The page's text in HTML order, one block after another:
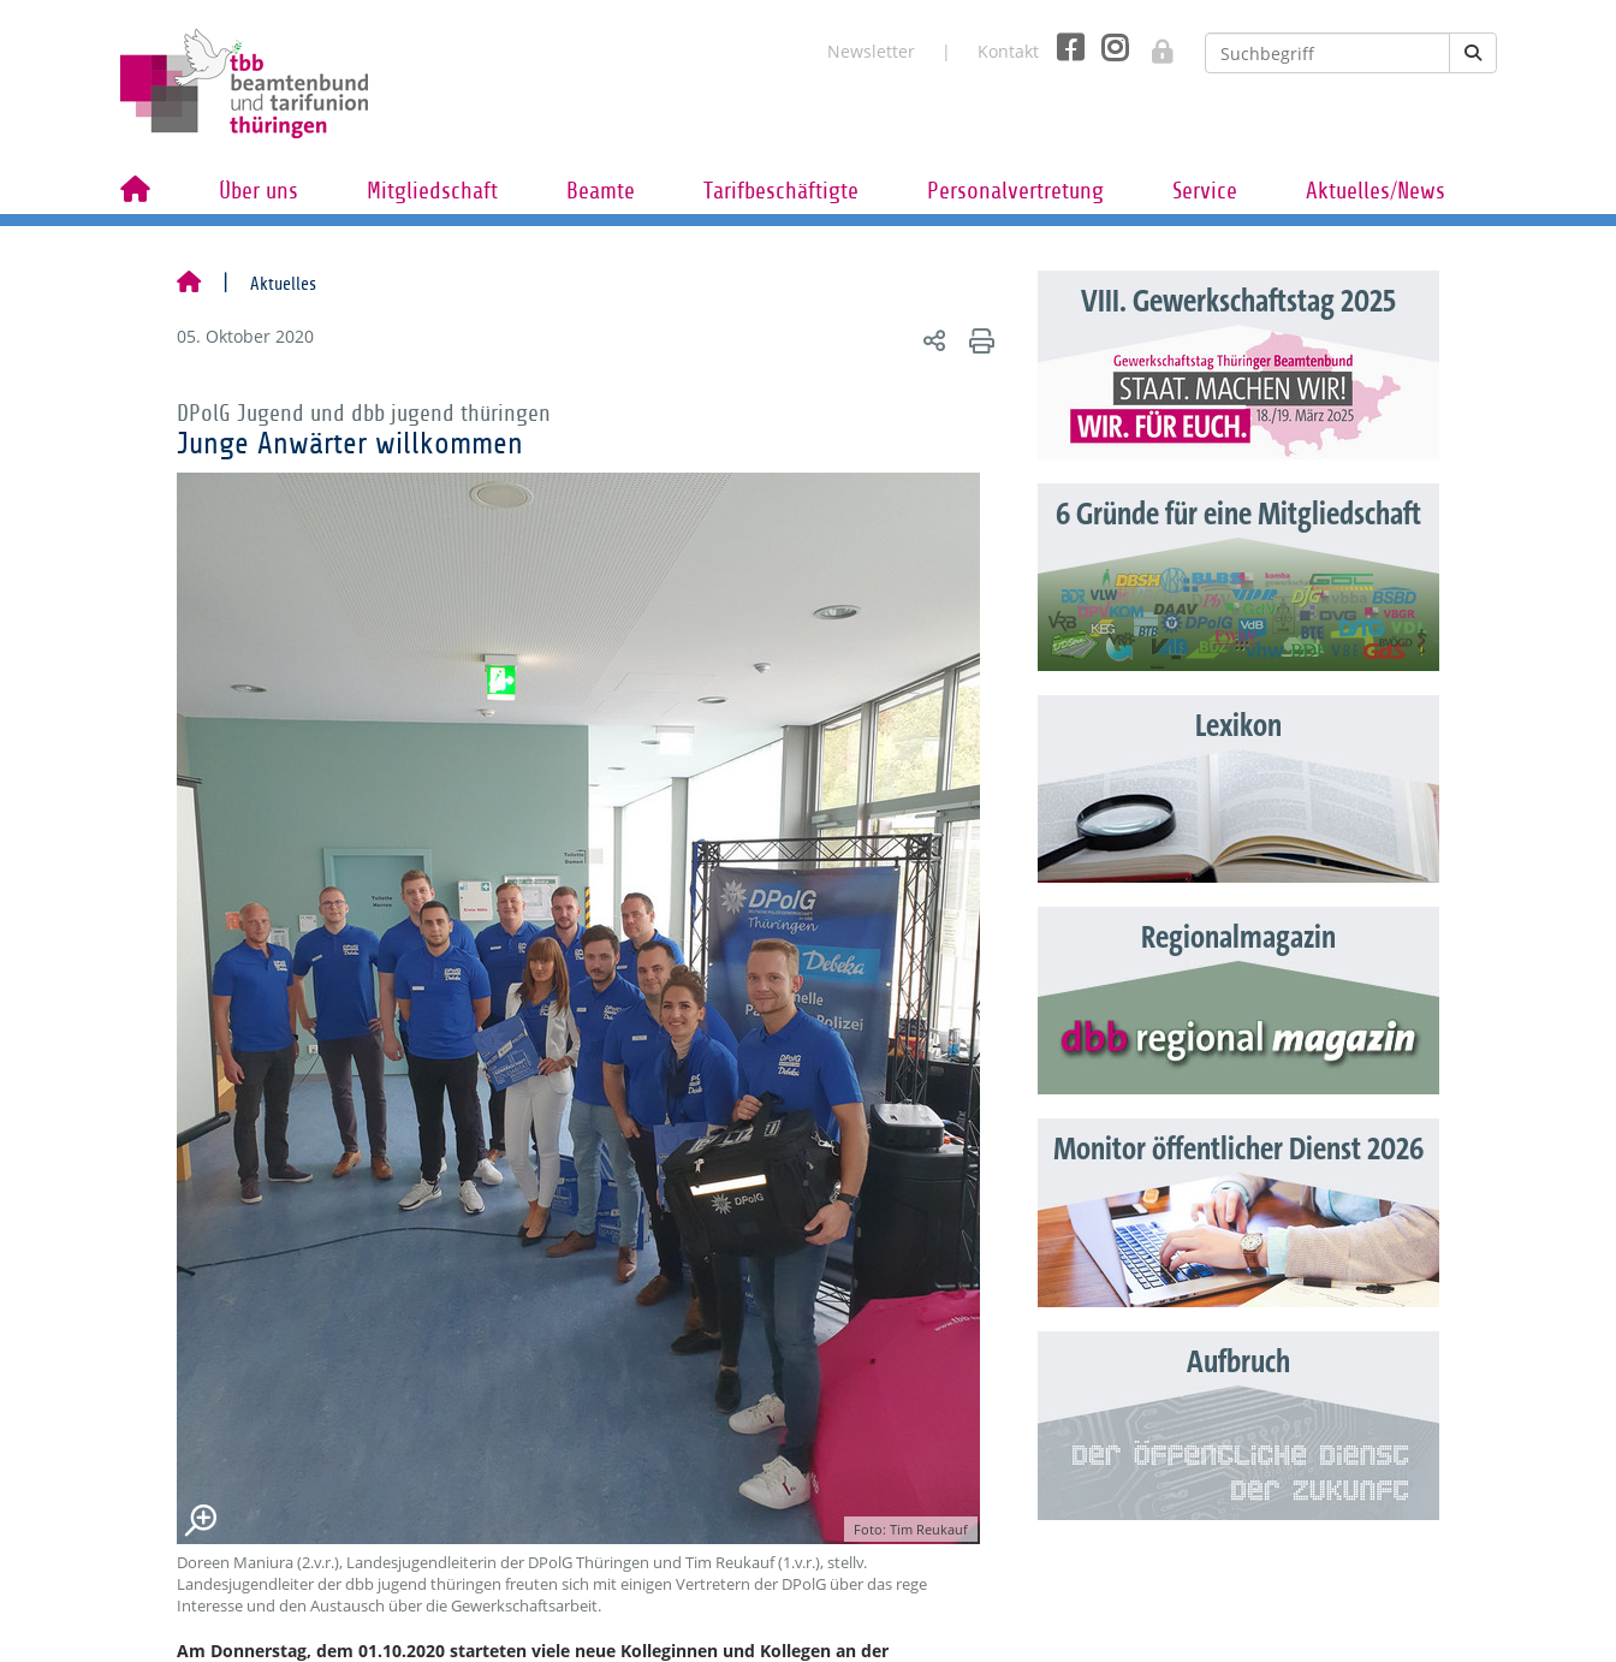
Newsletter Kontakt
Über uns Mitgliedschaft Beamte Tarifbeschäftigte Personalvertretung Service Aktuelles/News
Aktuelles
05. Oktober 2020
DPolG Jugend und dbb jugend thüringen
Junge Anwärter willkommen
Foto: Tim Reukauf
Doreen Maniura (2.v.r.), Landesjugendleiterin der DPolG Thüringen und Tim Reukauf (1.v.r.), stellv.
Landesjugendleiter der dbb jugend thüringen freuten sich mit einigen Vertretern der DPolG über das rege
Interesse und den Austausch über die Gewerkschaftsarbeit.
Am Donnerstag, dem 01.10.2020 starteten viele neue Kolleginnen und Kollegen an der
VIII. Gewerkschaftstag 2025
6 Gründe für eine Mitgliedschaft
Lexikon
Regionalmagazin
Monitor öffentlicher Dienst 2026
Aufbruch